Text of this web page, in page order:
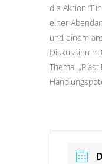
die Aktion
einer
und einem
Diskussion
Thema: